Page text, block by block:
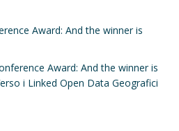
Award: And the winner is
Award: And the winner is
i Linked Open Data Geografici